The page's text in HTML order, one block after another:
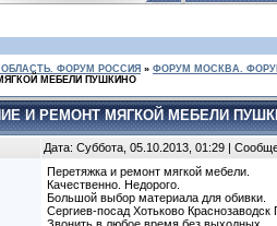
ФОРУМ РОССИЯ » ФОРУМ МОСКВА.
МЕБЕЛИ ПУШКИНО
И РЕМОНТ МЯГКОЙ МЕБЕЛИ
Дата: Суббота, 05.10.2013, 01:29 |
Перетяжка и ремонт мягкой мебели.
Качественно. Недорого.
Большой выбор материала для обивки.
Сергиев-посад Хотьково